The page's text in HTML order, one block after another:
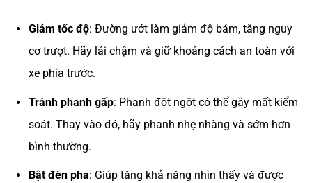
Giảm tốc độ: Đường ướt làm giảm độ bám, tăng nguy
cơ trượt. Hãy lái chậm và giữ khoảng cách an toàn với
xe phía trước.
Tránh phanh gấp: Phanh đột ngột có thể gây mất kiểm
soát. Thay vào đó, hãy phanh nhẹ nhàng và sớm hơn
bình thường.
Bật đèn pha: Giúp tăng khả năng nhìn thấy và được